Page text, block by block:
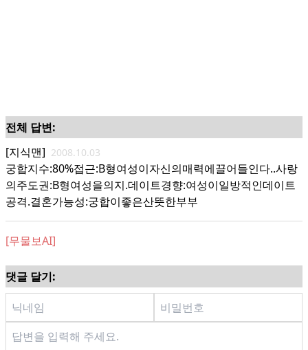
전체 답변:
[지식맨] 2008.10.03
궁합지수:80%접근:B형여성이자신의매력에끌어들인다..사랑
의주도권:B형여성을의지.데이트경향:여성이일방적인데이트
공격.결혼가능성:궁합이좋은산뜻한부부
[무물보AI]
댓글 달기: